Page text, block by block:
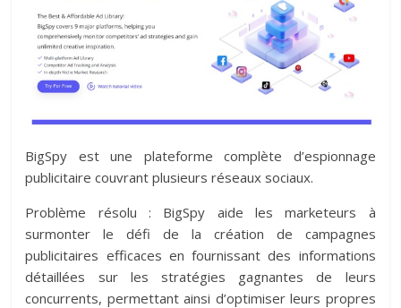
BigSpy est une plateforme complète d’espionnage
publicitaire couvrant plusieurs réseaux sociaux.
Problème résolu : BigSpy aide les marketeurs à
surmonter le défi de la création de campagnes
publicitaires efficaces en fournissant des informations
détaillées sur les stratégies gagnantes de leurs
concurrents, permettant ainsi d’optimiser leurs propres